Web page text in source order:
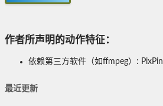
作者所声明的动作特征：
依赖第三方软件（如ffmpeg）: PixPin
最近更新